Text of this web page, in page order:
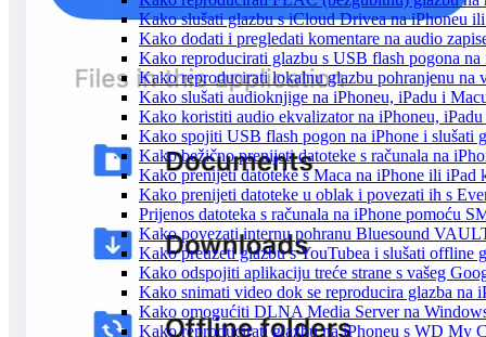
Kako slušati glazbu s iCloud Drivea na iPhoneu
Kako dodati i pregledati komentare na audio
Kako reproducirati glazbu s USB flash pogona
Kako reproducirati lokalnu glazbu pohranjenu na
Kako slušati audioknjige na iPhoneu, iPadu i
Kako koristiti audio ekvalizator na iPhoneu,
Kako spojiti USB flash pogon na iPhone i slušati
Kako bežično prenijeti datoteke s računala na
Kako prenijeti datoteke s Maca na iPhone ili iPad
Kako prenijeti datoteke u oblak i povezati ih s
Prijenos datoteka s računala na iPhone pomoću
Kako povezati internu pohranu Bluesound
Kako preuzeti glazbu s YouTubea i slušati offline
Kako odspojiti aplikaciju treće strane s vašeg
Kako snimati video dok se reproducira glazba na
Kako omogućiti DLNA Media Server na
Kako reproducirati glazbu na iPhoneu s WD My